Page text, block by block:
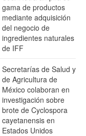
gama de productos
mediante adquisición
del negocio de
ingredientes naturales
de IFF
Secretarías de Salud y
de Agricultura de
México colaboran en
investigación sobre
brote de Cyclospora
cayetanensis en
Estados Unidos